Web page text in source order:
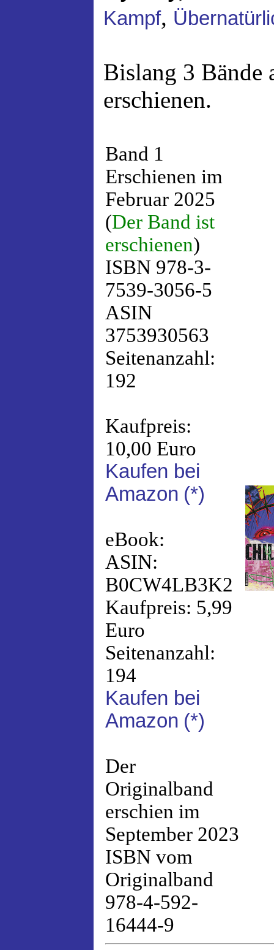
Kampf,
Bislang 3 Bände
erschienen.
Band 1
Erschienen im
Februar 2025
(Der Band ist
erschienen)
ISBN 978-3-
7539-3056-5
ASIN
3753930563
Seitenanzahl:
192
Kaufpreis:
10,00 Euro
Kaufen bei
Amazon (*)
eBook:
ASIN:
B0CW4LB3K2
Kaufpreis: 5,99
Euro
Seitenanzahl:
194
Kaufen bei
Amazon (*)
Der
Originalband
erschien im
September 2023
ISBN vom
Originalband
978-4-592-
16444-9